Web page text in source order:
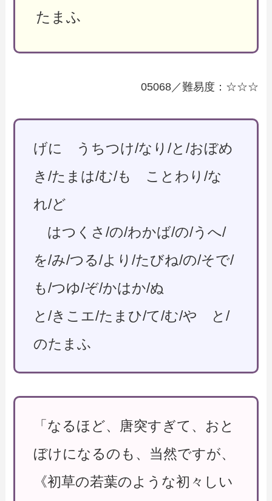
たまふ
05068／難易度：☆☆☆
げに うちつけ/なり/と/おぼめ
き/たまは/む/も ことわり/な
れ/ど
はつくさ/の/わかば/の/うへ/
を/み/つる/より/たびね/の/そで/
も/つゆ/ぞ/かはか/ぬ
と/きこエ/たまひ/て/む/や と/
のたまふ
「なるほど、唐突すぎて、おと
ぼけになるのも、当然ですが、
《初草の若葉のような初々しい